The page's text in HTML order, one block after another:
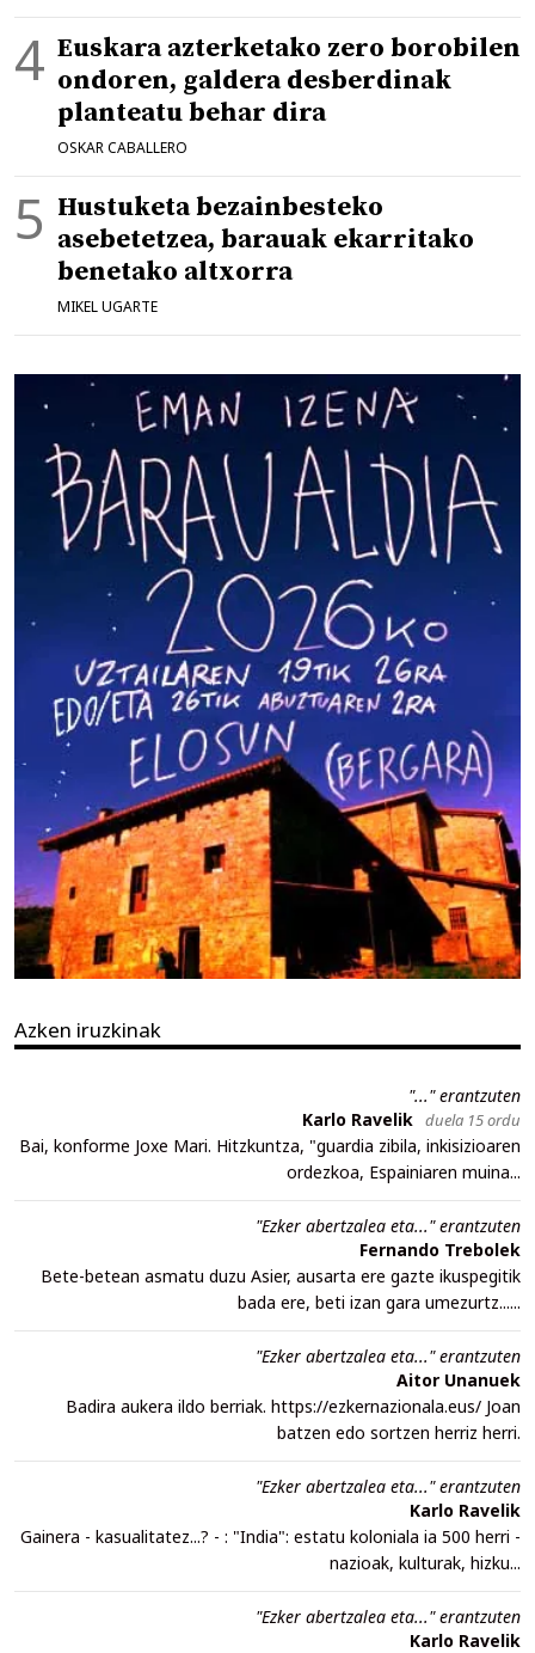
Euskara azterketako zero borobilen
ondoren, galdera desberdinak
planteatu behar dira
OSKAR CABALLERO
Hustuketa bezainbesteko
asebetetzea, barauak ekarritako
benetako altxorra
MIKEL UGARTE
Azken iruzkinak
"..." erantzuten
Karlo Ravelik duela 15 ordu
Bai, konforme Joxe Mari. Hitzkuntza, "guardia zibila, inkisizioaren
ordezkoa, Espainiaren muina...
"Ezker abertzalea eta..." erantzuten
Fernando Trebolek
Bete-betean asmatu duzu Asier, ausarta ere gazte ikuspegitik
bada ere, beti izan gara umezurtz......
"Ezker abertzalea eta..." erantzuten
Aitor Unanuek
Badira aukera ildo berriak. https://ezkernazionala.eus/ Joan
batzen edo sortzen herriz herri.
"Ezker abertzalea eta..." erantzuten
Karlo Ravelik
Gainera - kasualitatez...? - : "India": estatu koloniala ia 500 herri -
nazioak, kulturak, hizku...
"Ezker abertzalea eta..." erantzuten
Karlo Ravelik